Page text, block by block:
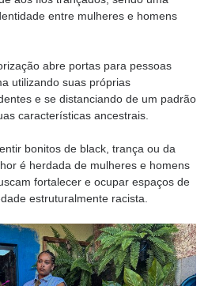
entre mulheres e homens
abre portas para pessoas
utilizando suas próprias
e se distanciando de um padrão
características ancestrais.
bonitos de black, trança ou da
é herdada de mulheres e homens
fortalecer e ocupar espaços de
estruturalmente racista.